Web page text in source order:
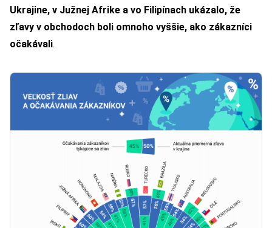
Ukrajine, v Južnej Afrike a vo Filipínach ukázalo, že
zľavy v obchodoch boli omnoho vyššie, ako zákazníci
očakávali.